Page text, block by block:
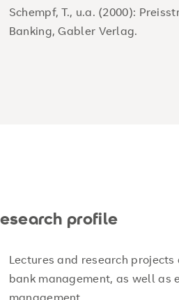
Schempf, T., u.a. (2000):
Banking, Gabler Verlag.
profile
Lectures and research
bank management, as well as